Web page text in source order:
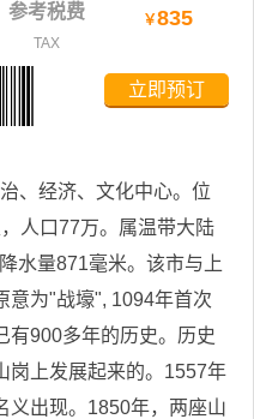
参考税费
TAX
￥835
立即预订
、经济、文化中心。位
人口77万。属温带大陆
水量871毫米。该市与上
意为"战壕", 1094年首次
有900多年的历史。历史
岗上发展起来的。1557年
义出现。1850年，两座山